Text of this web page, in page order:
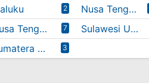
2 Nusa Tenggara Barat
Nusa Tenggara Timur 7 Sulawesi Utara
Sumatera Utara 3